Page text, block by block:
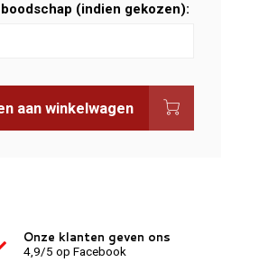
(indien gekozen):
aan winkelwagen
Onze klanten geven ons
4,9/5 op Facebook